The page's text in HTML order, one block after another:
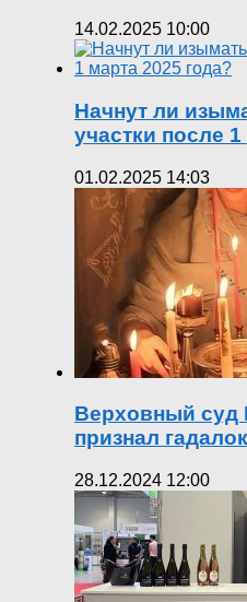
14.02.2025 10:00
Начнут ли
участки после
01.02.2025 14:03
Верховный суд
признал
28.12.2024 12:00